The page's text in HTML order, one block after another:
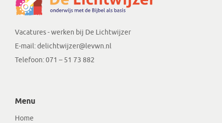
Vacatures - werken bij De Lichtwijzer
E-mail:delichtwijzer@levwn.nl
Telefoon: 071 – 51 73 882
Menu
Home